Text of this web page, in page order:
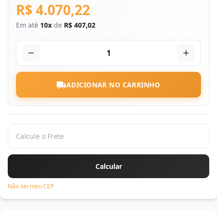
R$ 4.070,22
Em até 10x de R$ 407,02
1
ADICIONAR NO CARRINHO
Não sei meu CEP